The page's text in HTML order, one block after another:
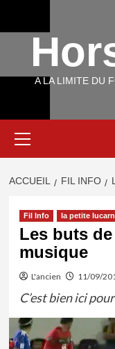
A LA LIMITE DU
principal
ACCUEIL FIL INFO
Fil Info la petite
Les buts
musique
L'ancien 11/09/
C’est bien ici